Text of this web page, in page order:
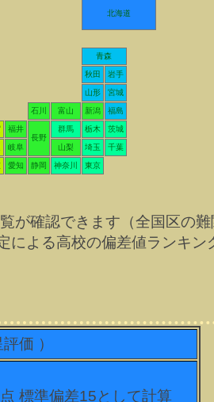
北海道
青森
秋田 岩手
山形 宮城
石川 富山 新潟 福島
福井
長野
群馬 栃木 茨城
岐阜 山梨 埼玉 千葉
愛知 静岡 神奈川 東京
確認できます（全国区の難
よる高校の偏差値ランキ
価 ）
標準偏差15として計算